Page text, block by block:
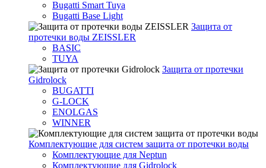
Bugatti Smart Tuya
Bugatti Base Light
Защита от
протечки воды ZEISSLER
BASIC
TUYA
Защита от протечки
Gidrolock
BUGATTI
G-LOCK
ENOLGAS
WINNER
Комплектующие для систем защита от протечки воды
Комплектующие для Neptun
Комплектующие для Gidrolock